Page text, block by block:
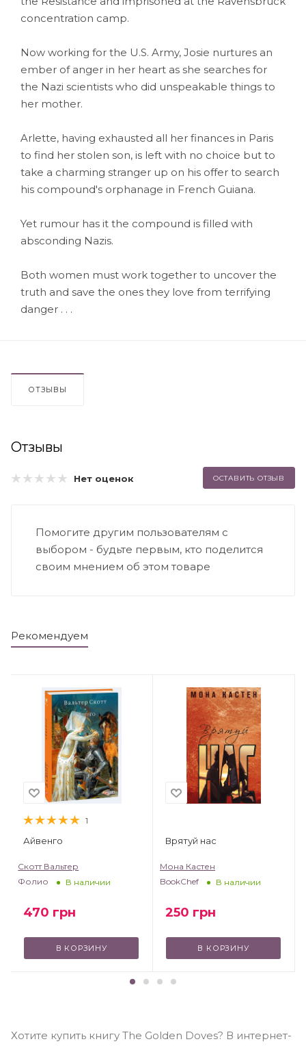
concentration camp.
Now working for the U.S. Army, Josie nurtures an
ember of anger in her heart as she searches for
the Nazi scientists who did unspeakable things to
her mother.
Arlette, having exhausted all her finances in Paris
to find her stolen son, is left with no choice but to
take a charming stranger up on his offer to search
his compound's orphanage in French Guiana.
Yet rumour has it the compound is filled with
absconding Nazis.
Both women must work together to uncover the
truth and save the ones they love from terrifying
danger . . .
ОТЗЫВЫ
Отзывы
Нет оценок ОСТАВИТЬ ОТЗЫВ
Помогите другим пользователям с
выбором - будьте первым, кто поделится
своим мнением об этом товаре
Рекомендуем
1
Айвенго
Скотт Вальтер
Фолио
В наличии
470 грн
В КОРЗИНУ
Врятуй нас
Мона Кастен
BookChef
В наличии
250 грн
В КОРЗИНУ
Хотите купить книгу The Golden Doves? В интернет-